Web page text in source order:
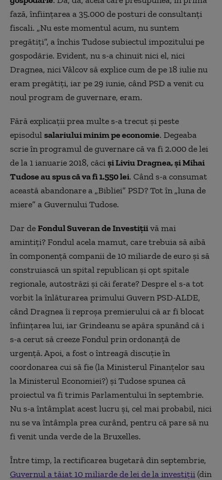
fază, înființarea a 35.000 de posturi de consultanți
fiscali. „Nu este momentul acum, nu suntem
pregătiţi”, a închis Tudose subiectul impozitului pe
gospodărie. Evident, nu s-a chinuit nici el, nici
Dragnea, nici Vâlcov să explice cum de pe 18 iulie nu
eram pregătiți, iar pe 29 iunie, când PSD a venit cu
noul program de guvernare, eram.
Fără explicații prea multe s-a trecut și peste
episodulsalariului minim pe economie. Degeaba
scrie în programul de guvernare că va fi 2.000 de lei
de la 1 ianuarie 2018, căciși Liviu Dragnea, și Mihai
Tudose au spus că va fi 1.550 lei. Când s-a consumat
această abandonare a „Bibliei” PSD? Tot în „luna de
miere” a Guvernului Tudose.
Dar deFondul Suveran de Investițiivă mai
amintiți? Fondul acela mamut, care trebuia să aibă
în componență companii de 10 miliarde de euro și să
construiască un spital republican și opt spitale
regionale, autostrăzi și căi ferate? Despre el s-a tot
vorbit la înlăturarea primului Guvern PSD-ALDE,
când Dragnea îi reproșa premierului că ar fi blocat
înființarea lui, iar Grindeanu se apăra spunând că i
s-a cerut să creeze Fondul prin ordonanță de
urgență. Apoi, a fost o întreagă discuție în
coordonarea cui să fie (la Ministerul Finanțelor sau
la Ministerul Economiei?) și Tudose spunea că
proiectul va fi trimis Parlamentului în septembrie.
Nu s-a întâmplat acest lucru și, cel mai probabil, nici
nu se va întâmpla prea curând, pentru că pare să nu
fi venit unda verde de la Bruxelles.
Între timp, la rectificarea bugetară din septembrie,
Guvernul a tăiat 10 miliarde de lei de la investiții(din